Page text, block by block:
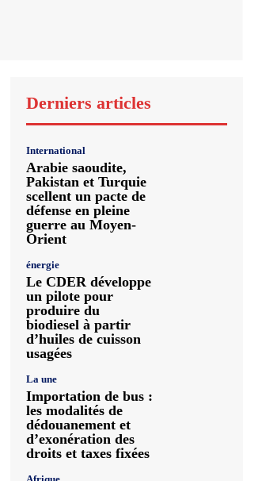
Derniers articles
International
Arabie saoudite,
Pakistan et Turquie
scellent un pacte de
défense en pleine
guerre au Moyen-
Orient
énergie
Le CDER développe
un pilote pour
produire du
biodiesel à partir
d’huiles de cuisson
usagées
La une
Importation de bus :
les modalités de
dédouanement et
d’exonération des
droits et taxes fixées